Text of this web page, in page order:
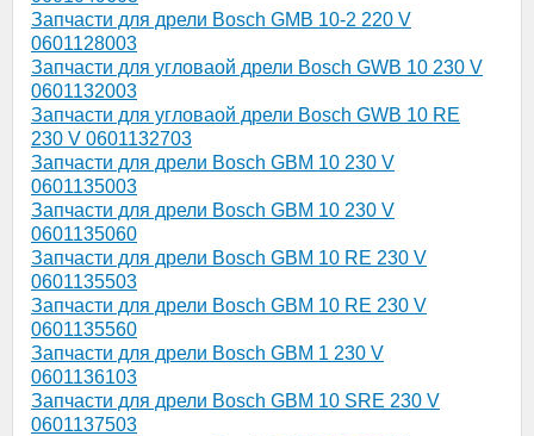
Запчасти для дрели Bosch GMB 10-2 220 V
0601128003
Запчасти для угловаой дрели Bosch GWB 10 230 V
0601132003
Запчасти для угловаой дрели Bosch GWB 10 RE
230 V 0601132703
Запчасти для дрели Bosch GBM 10 230 V
0601135003
Запчасти для дрели Bosch GBM 10 230 V
0601135060
Запчасти для дрели Bosch GBM 10 RE 230 V
0601135503
Запчасти для дрели Bosch GBM 10 RE 230 V
0601135560
Запчасти для дрели Bosch GBM 1 230 V
0601136103
Запчасти для дрели Bosch GBM 10 SRE 230 V
0601137503